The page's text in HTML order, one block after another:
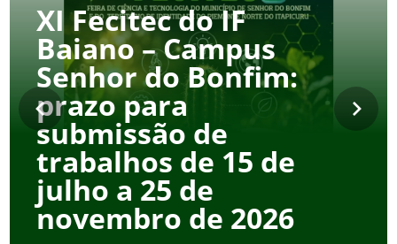
XI Fecitec do IF
Baiano – Campus
Senhor do Bonfim:
prazo para
submissão de
trabalhos de 15 de
julho a 25 de
novembro de 2026
IV Semana
Acadêmica de
Licenciatura em
Química de 3 a 5 de
agosto. Inscrições:
20/07 a 04/08